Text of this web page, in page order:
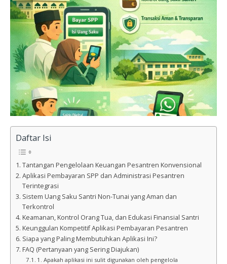
Daftar Isi
Tantangan Pengelolaan Keuangan Pesantren Konvensional
Aplikasi Pembayaran SPP dan Administrasi Pesantren
Terintegrasi
Sistem Uang Saku Santri Non-Tunai yang Aman dan
Terkontrol
Keamanan, Kontrol Orang Tua, dan Edukasi Finansial Santri
Keunggulan Kompetitif Aplikasi Pembayaran Pesantren
Siapa yang Paling Membutuhkan Aplikasi Ini?
FAQ (Pertanyaan yang Sering Diajukan)
1. Apakah aplikasi ini sulit digunakan oleh pengelola